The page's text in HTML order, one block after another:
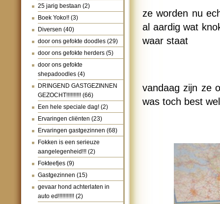
25 jarig bestaan (2)
Boek Yoko!! (3)
Diversen (40)
door ons gefokte doodles (29)
door ons gefokte herders (5)
door ons gefokte
shepadoodles (4)
DRINGEND GASTGEZINNEN
GEZOCHT!!!!!!!!!! (66)
Een hele speciale dag! (2)
Ervaringen cliënten (23)
Ervaringen gastgezinnen (68)
Fokken is een serieuze
aangelegenheid!!! (2)
Fokteefjes (9)
Gastgezinnen (15)
gevaar hond achterlaten in
auto ed!!!!!!!!!!! (2)
ze worden nu
al aardig wat
waar staat
vandaag zijn ze
was toch best